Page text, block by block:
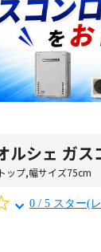
ルシェ ガ
ップ,幅サイズ75cm
0 / 5 スター(